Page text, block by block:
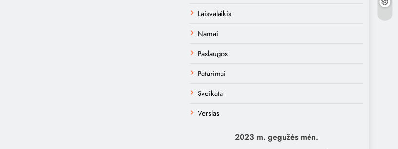
Laisvalaikis
Namai
Paslaugos
Patarimai
Sveikata
Verslas
2023 m. gegužės mėn.